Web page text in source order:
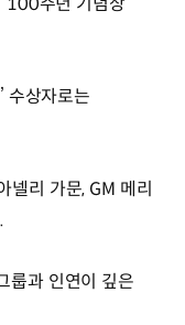
수상자로는
넬리 가문, GM 메리
룹과 인연이 깊은